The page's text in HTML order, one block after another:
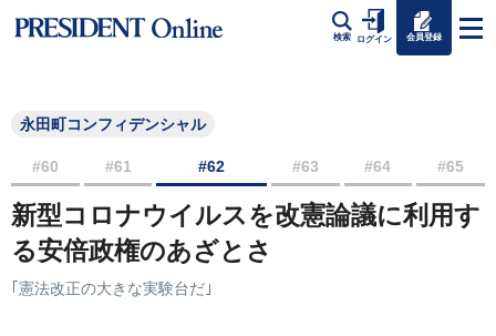
検索 ログイン 会員登録
永田町コンフィデンシャル
#60 #61 #62 #63 #64 #65
新型コロナウイルスを改憲論議に利用す
る安倍政権のあざとさ
｢憲法改正の大きな実験台だ｣